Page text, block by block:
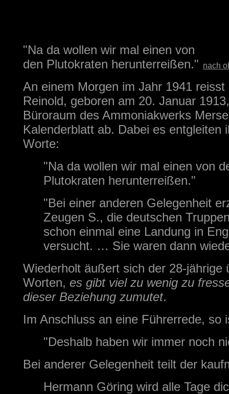
"Na da wollen wir mal einen von
den Plutokraten herunterreißen." nach
An einem Morgen im Jahr 1941 reisst
Reinold, geboren am 20. Januar
Büroraum des Ammoniakwerks
Kalenderblatt ab. Dabei es entgleiten
Worte:
"Na da wollen wir mal einen von
Plutokraten herunterreißen."
"Bei einer anderen Gelegenheit
Zeugen S., die deutschen
schon einmal eine Landung in
versucht. … Sie waren dann
Wiederholt äußert sich der 28-
Worten, es gibt viel zu wenig zu
dieser Beziehung zumutet.
Im Anschluss an eine Führerrede,
"Deshalb haben wir immer noch
Bei anderer Gelegenheit teilt der
Hermann Göring wird alle Tage